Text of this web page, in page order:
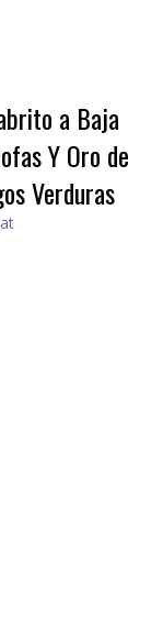
a Baja
Y Oro de
Verduras